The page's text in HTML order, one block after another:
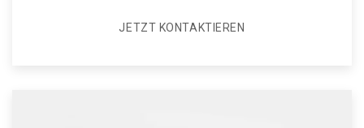
JETZT KONTAKTIEREN